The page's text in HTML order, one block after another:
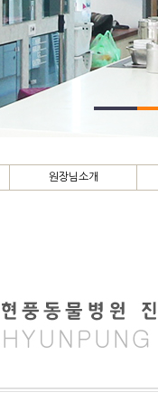
원장님소개